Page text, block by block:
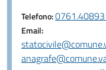
Telefono:
Email: